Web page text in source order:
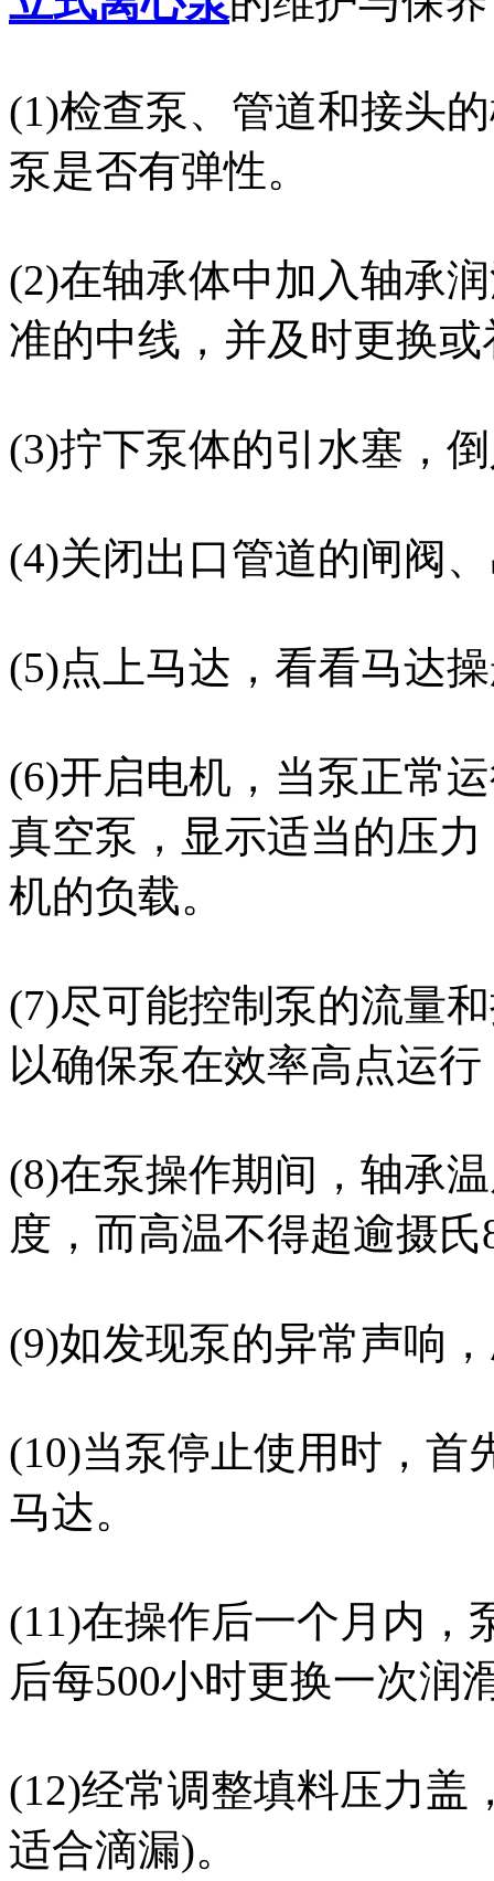
(1)检查泵、管道和接头
泵是否有弹性。
(2)在轴承体中加入轴承
准的中线，并及时更换
(3)拧下泵体的引水塞，
(4)关闭出口管道的闸阀
(5)点上马达，看看马达
(6)开启电机，当泵正常
真空泵，显示适当的压
机的负载。
(7)尽可能控制泵的流量
以确保泵在效率高点运
(8)在泵操作期间，轴承
度，而高温不得超逾摄氏
(9)如发现泵的异常声响
(10)当泵停止使用时，首
马达。
(11)在操作后一个月内，
后每500小时更换一次润
(12)经常调整填料压力盖
适合滴漏)。